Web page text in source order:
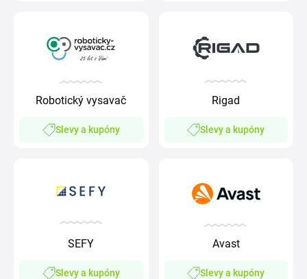
Robotický vysavač
Slevy a kupóny
Rigad
Slevy a kupóny
SEFY
Slevy a kupóny
Avast
Slevy a kupóny